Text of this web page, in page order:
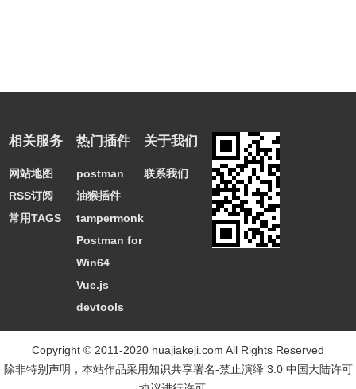
相关服务
网站地图
RSS订阅
常用TAGS
热门插件
postman
油猴插件
tampermonkey
Postman for
Win64
Vue.js
devtools
关于我们
联系我们
Copyright © 2011-2020 huajiakeji.com All Rights Reserved
除非特别声明，本站作品采用知识共享署名-禁止演绎 3.0 中国大陆许可